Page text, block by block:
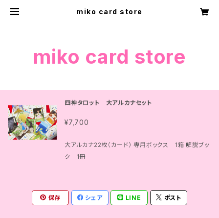
miko card store
miko card store
四神タロット 大アルカナセット
¥7,700
大アルカナ22枚（カード） 専用ボックス 1箱 解説ブッ
ク 1冊
保存 シェア LINE ポスト